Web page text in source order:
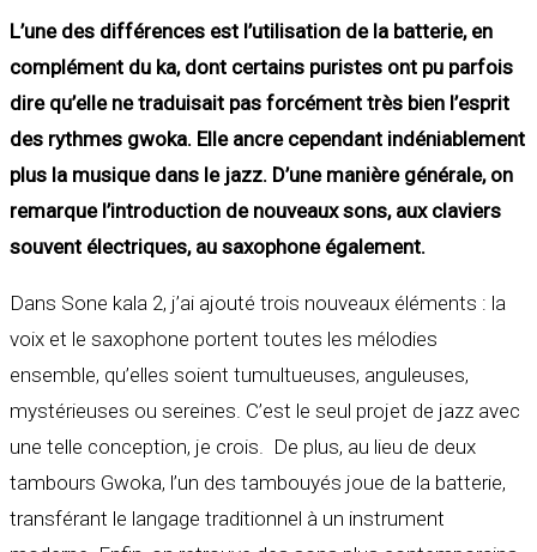
L’une des différences est l’utilisation de la batterie, en
complément du ka, dont certains puristes ont pu parfois
dire qu’elle ne traduisait pas forcément très bien l’esprit
des rythmes gwoka. Elle ancre cependant indéniablement
plus la musique dans le jazz. D’une manière générale, on
remarque l’introduction de nouveaux sons, aux claviers
souvent électriques, au saxophone également.
Dans Sone kala 2, j’ai ajouté trois nouveaux éléments : la
voix et le saxophone portent toutes les mélodies
ensemble, qu’elles soient tumultueuses, anguleuses,
mystérieuses ou sereines. C’est le seul projet de jazz avec
une telle conception, je crois. De plus, au lieu de deux
tambours Gwoka, l’un des tambouyés joue de la batterie,
transférant le langage traditionnel à un instrument